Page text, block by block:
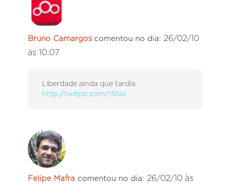
Bruno Camargos comentou no dia: 26/02/10
às 10:07
Liberdade ainda que tardia.
http://twitpic.com/15fioi
Felipe Mafra comentou no dia: 26/02/10 às